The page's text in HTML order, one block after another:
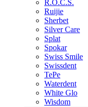
R.O.C.S.
Ruijie
Sherbet
Silver Care
Splat
Spokar
Swiss Smile
Swissdent
TePe
Waterdent
White Glo
Wisdom